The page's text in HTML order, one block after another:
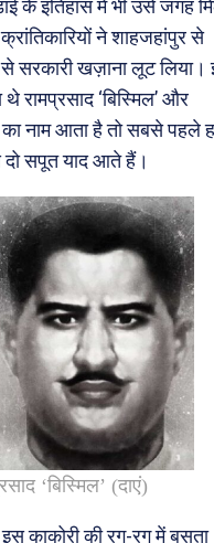
के इतिहास में भी उसे जगह
ने शाहजहांपुर से
सरकारी खज़ाना लूट लिया।
रामप्रसाद ‘बिस्मिल’ और
नाम आता है तो सबसे पहले
दो सपूत याद आते हैं।
‘बिस्मिल’ (दाएं)
इस काकोरी की रग-रग में बसता